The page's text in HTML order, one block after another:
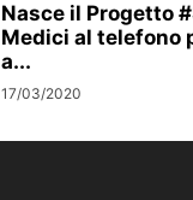
Nasce il Progetto
Medici al telefono
a...
17/03/2020